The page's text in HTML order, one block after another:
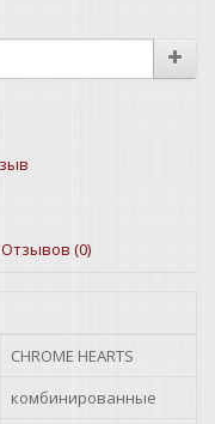
Отзывов (0)
CHROME HEARTS
комбинированные